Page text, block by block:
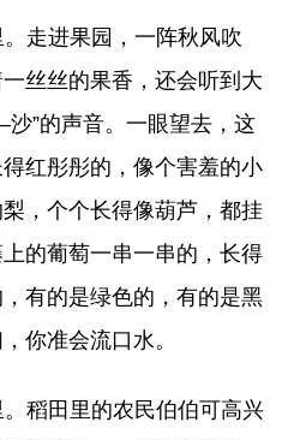
走进果园，一阵秋风吹
丝丝的果香，还会听到大
”的声音。一眼望去，这
红彤彤的，像个害羞的小
，个个长得像葫芦，都挂
的葡萄一串一串的，长得
有的是绿色的，有的是黑
你准会流口水。
稻田里的农民伯伯可高兴